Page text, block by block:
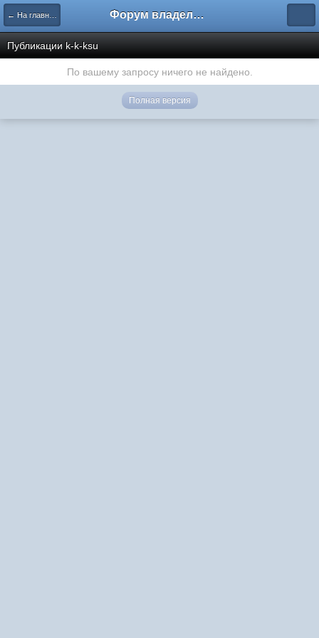
← На главную Форум владельцев интернет-магазинов
Публикации k-k-ksu
По вашему запросу ничего не найдено.
Полная версия